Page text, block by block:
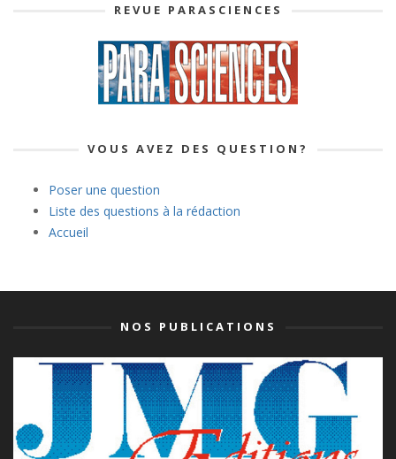
REVUE PARASCIENCES
VOUS AVEZ DES QUESTION?
Poser une question
Liste des questions à la rédaction
Accueil
NOS PUBLICATIONS